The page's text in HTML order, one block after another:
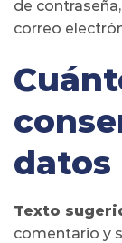
de
correo
datos
Texto
comentario y